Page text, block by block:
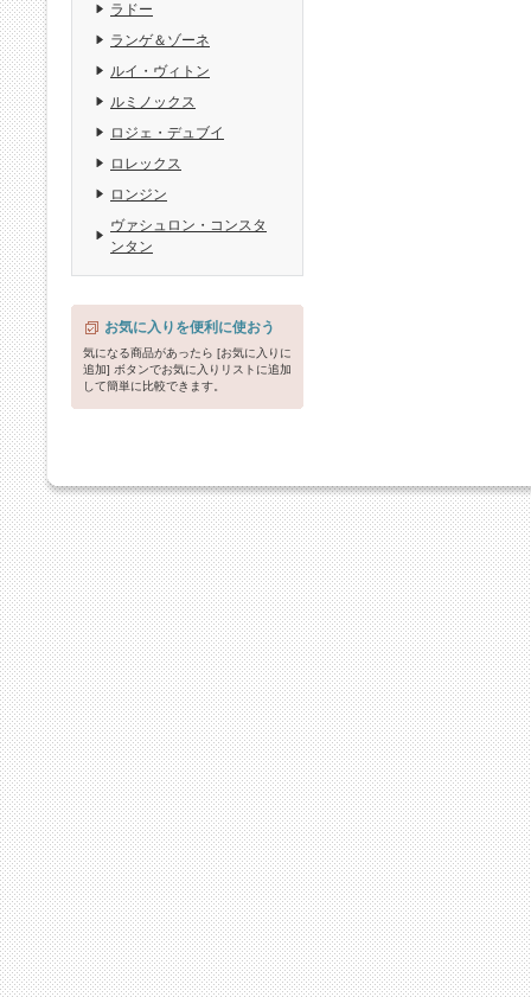
ラドー
ランゲ＆ゾーネ
ルイ・ヴィトン
ルミノックス
ロジェ・デュブイ
ロレックス
ロンジン
ヴァシュロン・コンスタ
ンタン
お気に入りを便利に使おう
気になる商品があったら [お気に入りに
追加] ボタンでお気に入りリストに追加
して簡単に比較できます。